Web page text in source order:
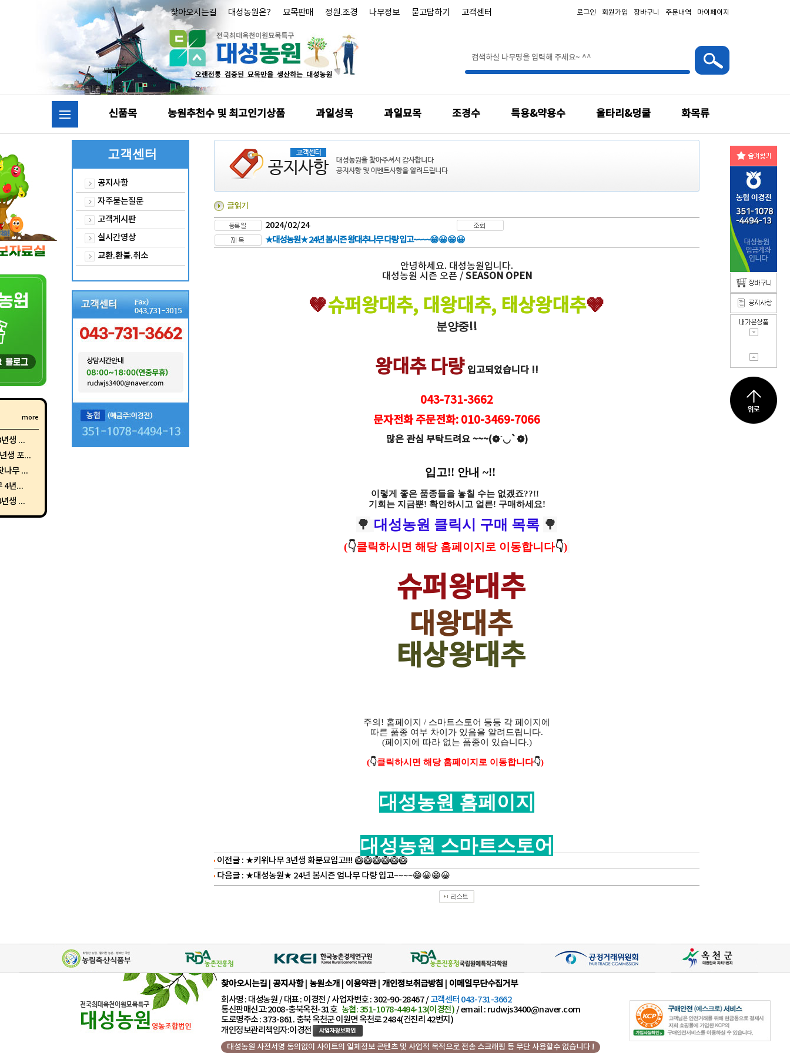
more
생 ...
생 포...
나무 ...
4년...
생 ...
찾아오시는길 대성농원은? 묘목판매 정원.조경 나무정보 묻고답하기 고객센터 로그인 회원가입 장바구니 주문내역 마이페이지
신품목 농원추천수 및 최고인기상품 과일성목 과일묘목 조경수 특용&약용수 울타리&덩쿨 화목류
고객센터
공지사항
자주묻는질문
고객게시판
실시간영상
교환.환불.취소
2024/02/24
★대성농원★ 24년 봄시즌 왕대추나무 다량 입고~~~~😁😀😁😀
안녕하세요. 대성농원입니다.
대성농원 시즌 오픈 / SEASON OPEN
🤎슈퍼왕대추, 대왕대추, 태상왕대추🤎
분양중!!
왕대추 다량 입고되었습니다 !!
043-731-3662
문자전화 주문전화: 010-3469-7066
많은 관심 부탁드려요 ~~~(❁´◡`❁)
입고!! 안내 ~!!
이렇게 좋은 품종들을 놓칠 수는 없겠죠??!!
기회는 지금뿐! 확인하시고 얼른! 구매하세요!
🌳 대성농원 클릭시 구매 목록 🌳
(👇클릭하시면 해당 홈페이지로 이동합니다👇)
슈퍼왕대추
대왕대추
태상왕대추
주의! 홈페이지 / 스마트스토어 등등 각 페이지에
따른 품종 여부 차이가 있음을 알려드립니다.
(페이지에 따라 없는 품종이 있습니다.)
(👇클릭하시면 해당 홈페이지로 이동합니다👇)
대성농원 홈페이지
대성농원 스마트스토어
이전글 : ★키위나무 3년생 화분묘입고!!! 🥝🥝🥝🥝🥝🥝
다음글 : ★대성농원★ 24년 봄시즌 엄나무 다량 입고~~~~😁😀😁😀
찾아오시는길 공지사항| 농원소개 이용약관| 개인정보취급방침
이메일무단수집거부
회사명 : 대성농원 / 대표 : 이경전 / 사업자번호 : 302-90-28467 /고객센터 043-731-3662
통신판매신고:2008-충북옥천-31호 농협: 351-1078-4494-13(이경전) / email : rudwjs3400@naver.com
도로명주소 : 373-861. 충북 옥천군 이원면 옥천로 2484(건진리 42번지)
개인정보관리책임자:이경전
대성농원 사전서명 동의없이 사이트의 일체정보 콘텐츠 및 사업적 목적으로 전송 스크래핑 등 무단 사용할수 없습니다 !